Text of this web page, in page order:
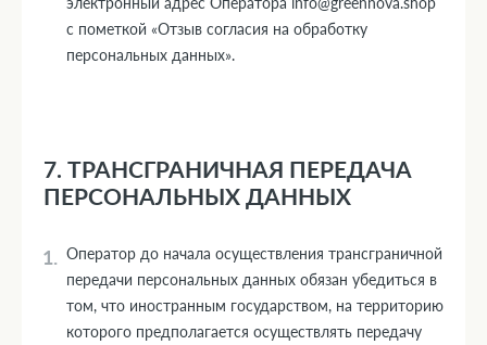
с пометкой «Отзыв согласия на обработку
персональных данных».
7. ТРАНСГРАНИЧНАЯ ПЕРЕДАЧА
ПЕРСОНАЛЬНЫХ ДАННЫХ
Оператор до начала осуществления трансграничной
передачи персональных данных обязан убедиться в
том, что иностранным государством, на территорию
которого предполагается осуществлять передачу